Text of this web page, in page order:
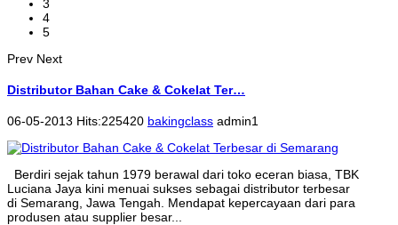
3
4
5
Prev Next
Distributor Bahan Cake & Cokelat Ter…
06-05-2013 Hits:225420 bakingclass admin1
Berdiri sejak tahun 1979 berawal dari toko eceran biasa, TBK
Luciana Jaya kini menuai sukses sebagai distributor terbesar
di Semarang, Jawa Tengah. Mendapat kepercayaan dari para
produsen atau supplier besar...